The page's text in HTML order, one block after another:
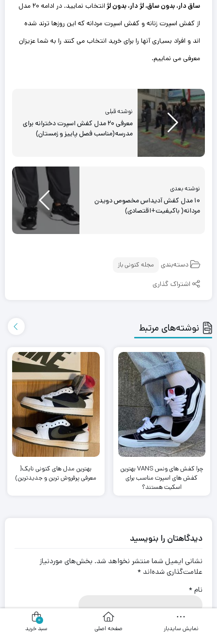
ساق دار، بدون ساق، لژ دار، بدون لژ
انتخاب نمایید. در ادامه ۲۰ مدل
از کفش اسپرت زنانه و کفش اسپرت مردانه که این روزها ترند شده
اند و افراد بسیاری آنها را برای خرید انتخاب می کنند را به شما عزیزان
معرفی می نماییم.
نوشته قبلی
معرفی ۲۰‌ مدل کفش اسپرت دخترانه برای
مدرسه(مناسب فصل پاییز و زمستان)
نوشته بعدی
۱۰ مدل کفش آدیداس مخصوص دویدن
مردانه( باکیفیت+اقتصادی)
دسته‌بندی مجله کتونی باز
اشتراک گذاری
نوشته‌های مرتبط
چرا کفش های ونس VANS بهترین
کفش های اسپرت مناسب برای
اسکیت هستند؟
بهترین مدل های کتونی نایک{
معرفی پرفروش ترین و جدیدترین)
دیدگاهتان را بنویسید
نشانی ایمیل شما منتشر نخواهد شد. بخش‌های موردنیاز
علامت‌گذاری شده‌اند *
نام*
ایمیل*
نمایش سایدبار صفحه اصلی
0
سبد خرید